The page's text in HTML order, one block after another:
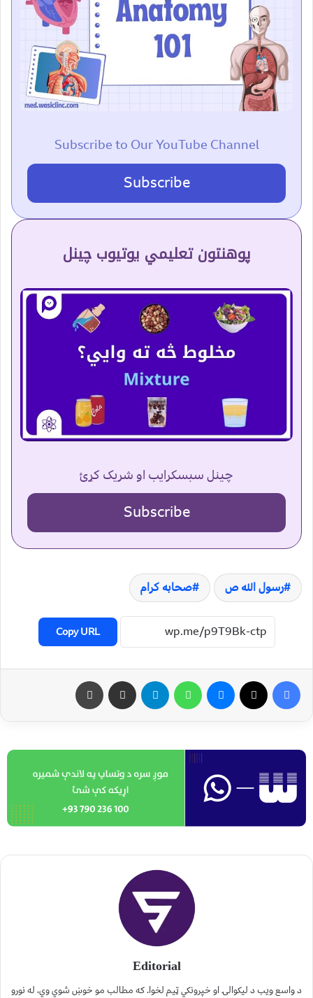
Subscribe to Our YouTube Channel
Subscribe
پوهنتون تعلیمي یوتیوب چینل
چینل سبسکرایب او شریک کړئ
Subscribe
رسول الله ص صحابه کرام
Copy URL
Editorial
د واسع ویب د لیکوالۍ او خپرونکي ټیم لخوا. که مطالب مو خوښ شوي وي، له نورو